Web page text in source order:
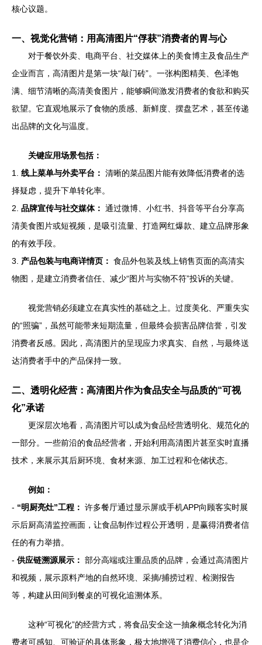
核心议题。
一、视觉化营销：用高清图片“俘获”消费者的胃与心
对于餐饮外卖、电商平台、社交媒体上的美食博主及食品生产
企业而言，高清图片是第一块“敲门砖”。一张构图精美、色泽饱
满、细节清晰的高清美食图片，能够瞬间激发消费者的食欲和购买
欲望。它直观地展示了食物的质感、新鲜度、摆盘艺术，甚至传递
出品牌的文化与温度。
关键应用场景包括：
1. 线上菜单与外卖平台： 清晰的菜品图片能有效降低消费者的选
择疑虑，提升下单转化率。
2. 品牌宣传与社交媒体： 通过微博、小红书、抖音等平台分享高
清美食图片或短视频，是吸引流量、打造网红爆款、建立品牌形象
的有效手段。
3. 产品包装与电商详情页： 食品外包装及线上销售页面的高清实
物图，是建立消费者信任、减少“图片与实物不符”投诉的关键。
视觉营销必须建立在真实性的基础之上。过度美化、严重失实
的“照骗”，虽然可能带来短期流量，但最终会损害品牌信誉，引发
消费者反感。因此，高清图片的呈现应力求真实、自然，与最终送
达消费者手中的产品保持一致。
二、透明化经营：高清图片作为食品安全与品质的“可视
化”承诺
更深层次地看，高清图片可以成为食品经营透明化、规范化的
一部分。一些前沿的食品经营者，开始利用高清图片甚至实时直播
技术，来展示其后厨环境、食材来源、加工过程和仓储状态。
例如：
- “明厨亮灶”工程： 许多餐厅通过显示屏或手机APP向顾客实时展
示后厨高清监控画面，让食品制作过程公开透明，是赢得消费者信
任的有力举措。
- 供应链溯源展示： 部分高端或注重品质的品牌，会通过高清图片
和视频，展示原料产地的自然环境、采摘/捕捞过程、检测报告
等，构建从田间到餐桌的可视化追溯体系。
这种“可视化”的经营方式，将食品安全这一抽象概念转化为消
费者可感知、可验证的具体形象，极大地增强了消费信心，也是企